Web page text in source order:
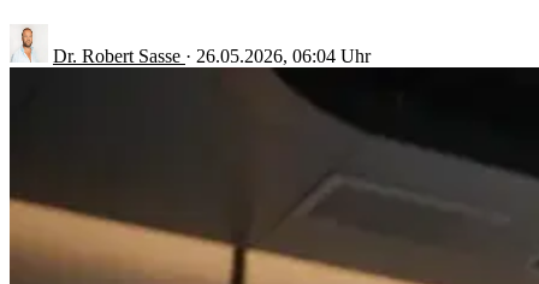
Dr. Robert Sasse · 26.05.2026, 06:04 Uhr